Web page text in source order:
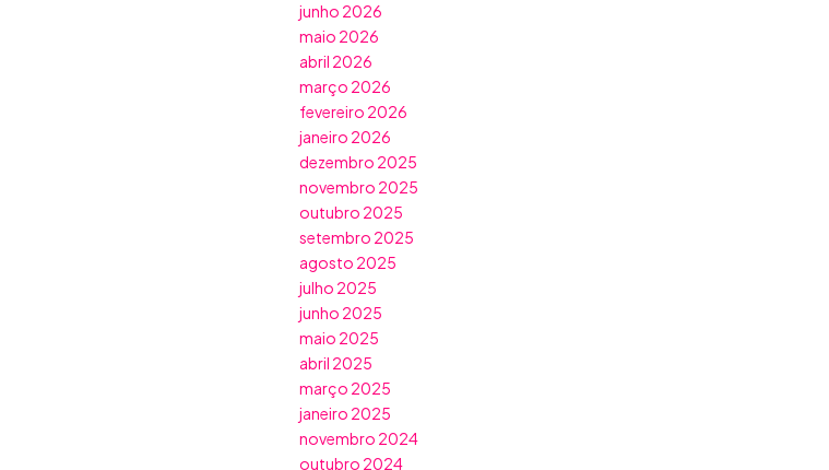
junho 2026
maio 2026
abril 2026
março 2026
fevereiro 2026
janeiro 2026
dezembro 2025
novembro 2025
outubro 2025
setembro 2025
agosto 2025
julho 2025
junho 2025
maio 2025
abril 2025
março 2025
janeiro 2025
novembro 2024
outubro 2024